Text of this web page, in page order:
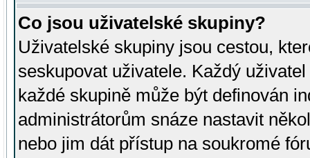
Co jsou uživatelské skupiny?
Uživatelské skupiny jsou cestou,
seskupovat uživatele. Každý
každé skupině může být definován
administrátorům snáze nastavit
nebo jim dát přístup na soukromé